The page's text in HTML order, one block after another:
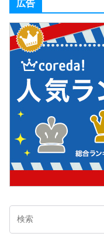
広告